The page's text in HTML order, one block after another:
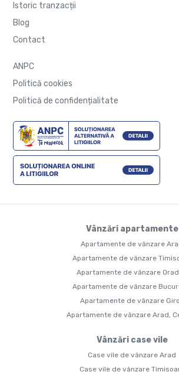
Istoric tranzacții
Blog
Contact
ANPC
Politică cookies
Politică de confidențialitate
Vânzări apartamente
Apartamente de vânzare
Apartamente de vânzare
Apartamente de vânzare
Apartamente de vânzare
Apartamente de vânzare
Apartamente de vânzare Arad,
Vânzări case vile
Case vile de vânzare Arad
Case vile de vânzare